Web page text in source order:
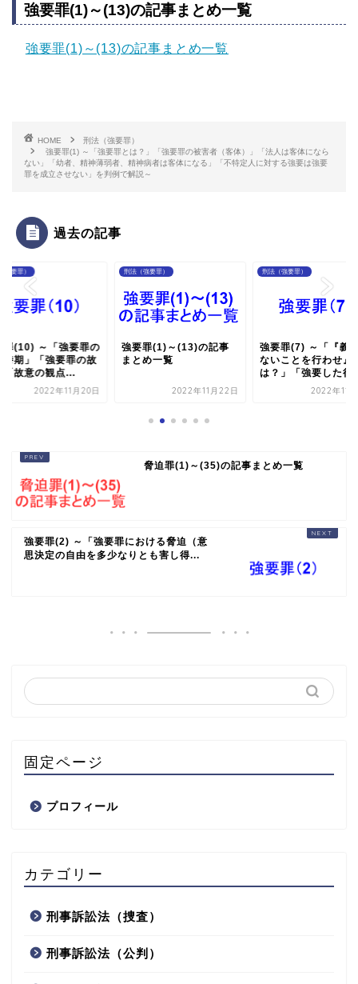
強要罪(1)～(13)の記事まとめ一覧
強要罪(1)～(13)の記事まとめ一覧
HOME
刑法（強要罪）
強要罪(1) ～「強要罪とは？」「強要罪の被害者（客体）」「法人は客体になら
ない」「幼者、精神薄弱者、精神病者は客体になる」「不特定人に対する強要は強要
罪を成立させない」を判例で解説～
過去の記事
強要罪）
罪(10) ～「強要罪の
時期」「強要罪の故
「故意の観点...
2022年11月20日
刑法（強要罪）
強要罪(1)～(13)の記事
まとめ一覧
2022年11月22日
刑法（強要罪）
強要罪(7) ～「『義
ないことを行わせ』
は？」「強要した行
2022年11
脅迫罪(1)～(35)の記事まとめ一覧
強要罪(2) ～「強要罪における脅迫（意
思決定の自由を多少なりとも害し得...
固定ページ
プロフィール
カテゴリー
刑事訴訟法（捜査）
刑事訴訟法（公判）